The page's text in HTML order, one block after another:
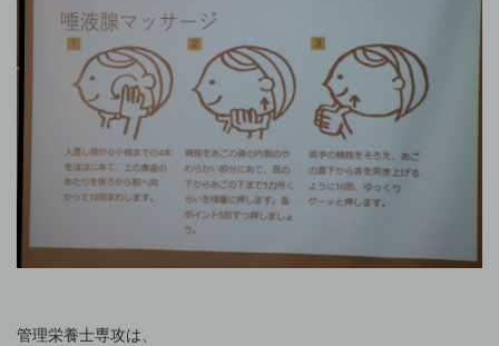
管理栄養士専攻は、